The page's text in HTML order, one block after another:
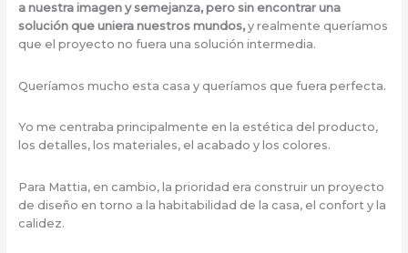
a nuestra imagen y semejanza, pero sin encontrar una
solución que uniera nuestros mundos, y realmente queríamos
que el proyecto no fuera una solución intermedia.
Queríamos mucho esta casa y queríamos que fuera perfecta.
Yo me centraba principalmente en la estética del producto,
los detalles, los materiales, el acabado y los colores.
Para Mattia, en cambio, la prioridad era construir un proyecto
de diseño en torno a la habitabilidad de la casa, el confort y la
calidez.